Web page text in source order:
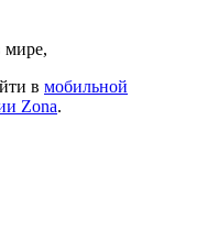
мире,
в мобильной
Zona.